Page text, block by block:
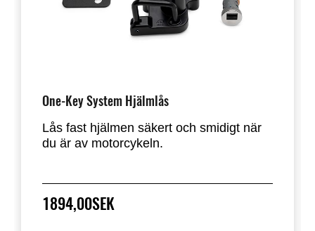
One-Key System Hjälmlås
Lås fast hjälmen säkert och smidigt när
du är av motorcykeln.
1894,00SEK